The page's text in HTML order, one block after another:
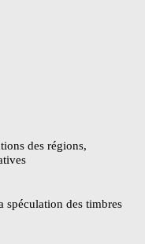
des régions,
spéculation des timbres